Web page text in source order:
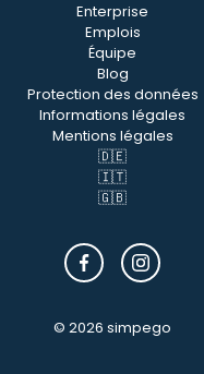
Enterprise
Emplois
Équipe
Blog
Protection des données
Informations légales
Mentions légales
🇩🇪
🇮🇹
🇬🇧
© 2026 simpego